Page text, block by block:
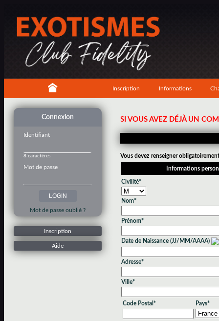
Inscription Informations
Connexion
Identifiant
8 caractères
Mot de passe
Mot de passe oublié ?
Inscription
Aide
SI VOUS AVEZ DÉJÀ UN
Vous devez renseigner
Informations
Civilité*
Nom*
Prénom*
Date de Naissance (JJ/MM/AAAA)
Adresse*
Ville*
Code Postal* Pays*